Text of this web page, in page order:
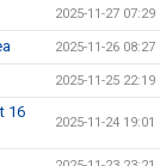
2025-11-27 07:29
2025-11-26 08:27
2025-11-25 22:19
16
2025-11-24 19:01